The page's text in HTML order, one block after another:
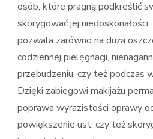
osób, które pragną podkreślić
skorygować jej
pozwala zarówno na dużą
codziennej pielęgnacji,
przebudzeniu, czy też podczas
Dzięki zabiegowi makijażu
poprawa wyrazistości oprawy
powiększenie ust, czy też